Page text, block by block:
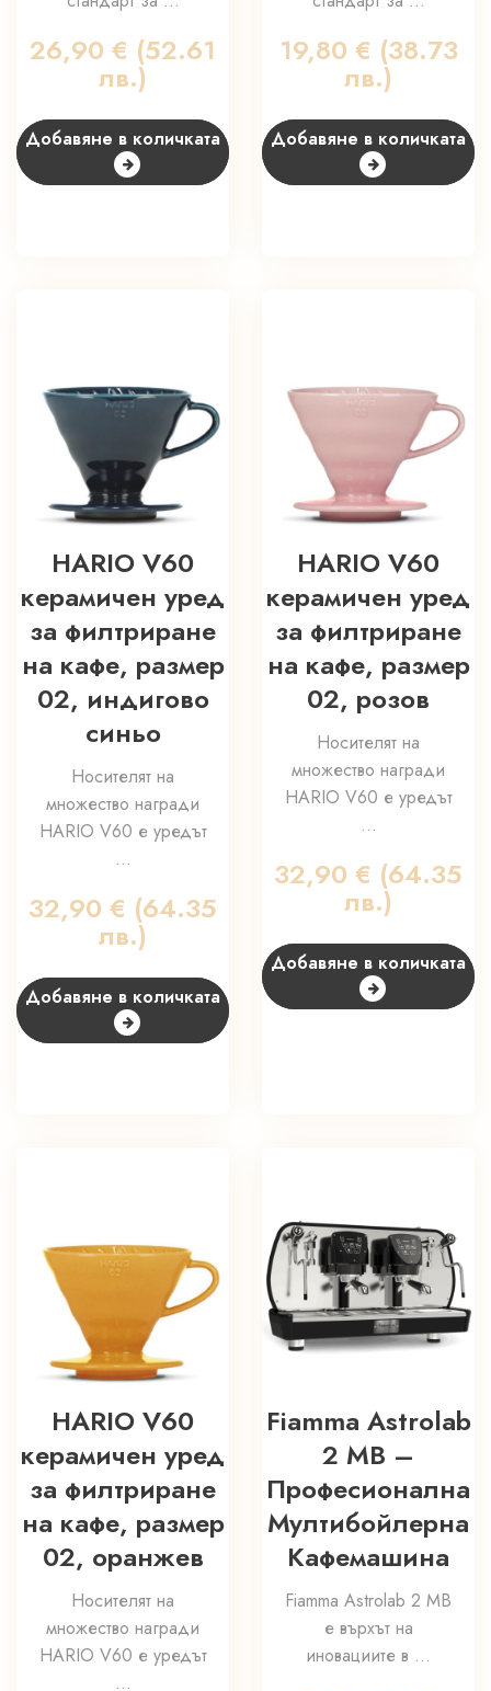
26,90 € (52.61
лв.)
Добавяне в количката
19,80 € (38.73
лв.)
Добавяне в количката
HARIO V60
керамичен уред
за филтриране
на кафе, размер
02, индигово
синьо
Носителят на
множество награди
HARIO V60 е уредът
...
32,90 € (64.35
лв.)
Добавяне в количката
HARIO V60
керамичен уред
за филтриране
на кафе, размер
02, розов
Носителят на
множество награди
HARIO V60 е уредът
...
32,90 € (64.35
лв.)
Добавяне в количката
HARIO V60
керамичен уред
за филтриране
на кафе, размер
02, оранжев
Носителят на
множество награди
HARIO V60 е уредът
...
Fiamma Astrolab
2 MB –
Професионална
Мултибойлерна
Кафемашина
Fiamma Astrolab 2 MB
е върхът на
иновациите в ...